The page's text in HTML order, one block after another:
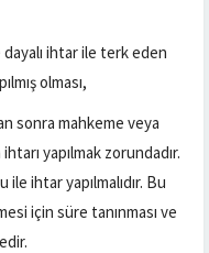
ihtar ile terk eden
olması,
sonra mahkeme veya
yapılmak zorundadır.
ihtar yapılmalıdır. Bu
için süre tanınması ve